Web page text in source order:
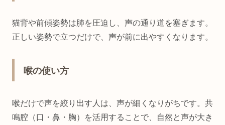
猫背や前傾姿勢は肺を圧迫し、声の通り道を塞ぎます。
正しい姿勢で立つだけで、声が前に出やすくなります。
喉の使い方
喉だけで声を絞り出す人は、声が細くなりがちです。共
鳴腔（口・鼻・胸）を活用することで、自然と声が大き